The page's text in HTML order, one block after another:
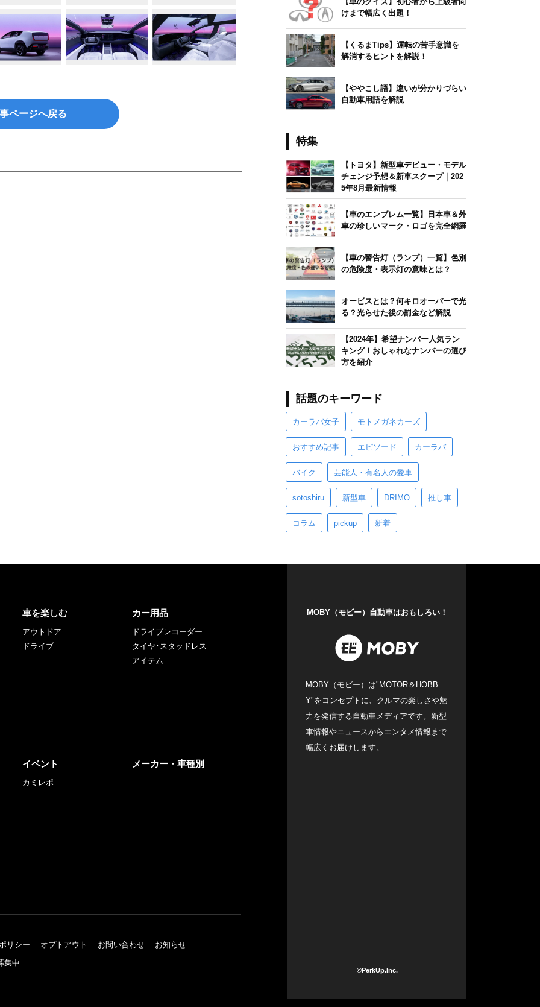
ページへ戻る
けまで幅広く出題！
【くるまTips】運転の苦手意識を
解消するヒントを解説！
【ややこし語】違いが分かりづらい
自動車用語を解説
特集
【トヨタ】新型車デビュー・モデル
チェンジ予想＆新車スクープ｜202
5年8月最新情報
【車のエンブレム一覧】日本車＆外
車の珍しいマーク・ロゴを完全網羅
【車の警告灯（ランプ）一覧】色別
の危険度・表示灯の意味とは？
オービスとは？何キロオーバーで光
る？光らせた後の罰金など解説
【2024年】希望ナンバー人気ラン
キング！おしゃれなナンバーの選び
方を紹介
話題のキーワード
カーラバ女子 モトメガネカーズ
おすすめ記事 エピソード カーラバ
バイク 芸能人・有名人の愛車
sotoshiru 新型車 DRIMO 推し車
コラム pickup 新着
車を楽しむ
アウトドア
ドライブ
カー用品
ドライブレコーダー
タイヤ･スタッドレス
アイテム
イベント
カミレポ
メーカー・車種別
リシー オプトアウト お問い合わせ
お知らせ
集中
MOBY（モビー）自動車はおもしろい！
MOBY（モビー）は"MOTOR＆HOBB
Y"をコンセプトに、クルマの楽しさや魅
力を発信する自動車メディアです。新型
車情報やニュースからエンタメ情報まで
幅広くお届けします。
©PerkUp.Inc.